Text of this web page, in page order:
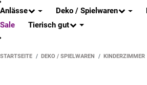
Anlässe Deko / Spielwaren
Sale
Tierisch gut
STARTSEITE DEKO / SPIELWAREN KINDERZIMMER